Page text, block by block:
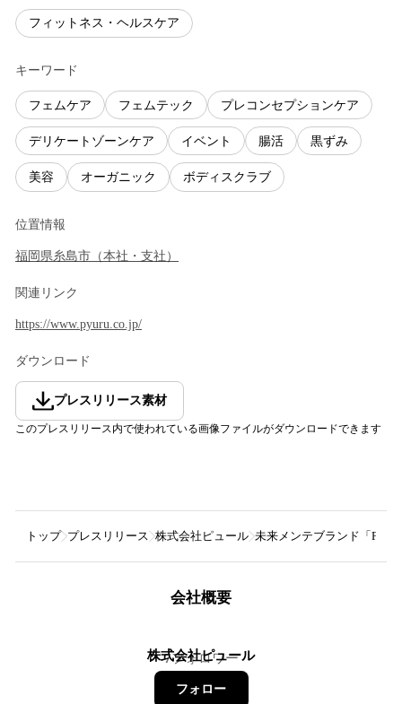
フィットネス・ヘルスケア
キーワード
フェムケア フェムテック プレコンセプションケア
デリケートゾーンケア イベント 腸活 黒ずみ
美容 オーガニック ボディスクラブ
位置情報
福岡県 糸島市 （本社・支社 ）
関連リンク
https://www.pyuru.co.jp/
ダウンロード
プレスリリース素材
このプレスリリース内で使われている画像ファイルがダウンロードできます
トップ プレスリリース 株式会社ピュール 未来メンテブランド「
会社概要
株式会社ピュール
7フォロワー
フォロー